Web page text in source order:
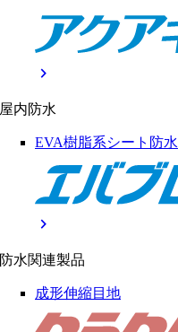
chevron_right
屋内防水
EVA樹脂系シート防水
chevron_right
防水関連製品
成形伸縮目地